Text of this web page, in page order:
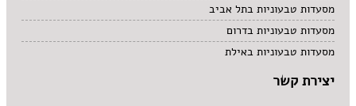
מסעדות טבעוניות בתל אביב
מסעדות טבעוניות בדרום
מסעדות טבעוניות באילת
יצירת קשר